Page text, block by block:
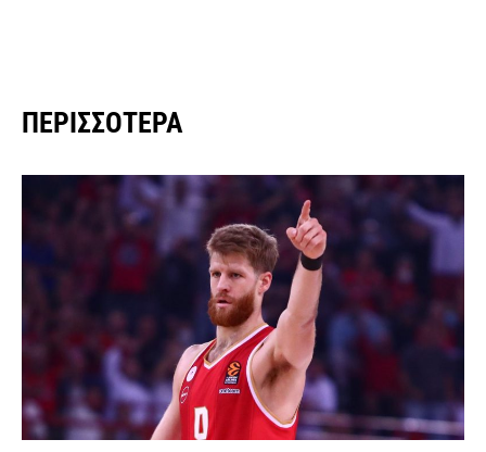
ΠΕΡΙΣΣΌΤΕΡΑ